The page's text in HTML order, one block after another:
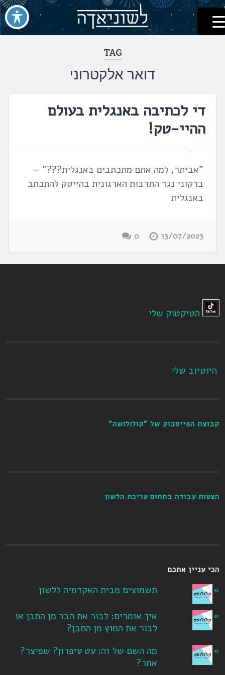
דלג
לתוכן
לשוניאדה
עברית. לשון. שפה
TAG
דואר אלקטרוני
די לכתיבה באנגלית בעולם
ההיי-טק!
"אביתר, למה אתם מתכתבים באנגלית???" –
ברקוני נגד התרבות הארגונית בהייטק להתכתב
באנגלית
13/07/2023
0
הטיקטוק שלי
היוטיוב שלי
קבוצת הפייסבוק של "קולולושה"
הצעות עבודה בתחום עריכת הלשון
הכי עניין אתכם
תשמוצים מבית האקדמיה ללשון
איך אומרים: לבור את הבר מן התבן או
לבור את המוץ מן התבן?
מה השם של זה: עט עיפרון? שפיצר?
אחר?